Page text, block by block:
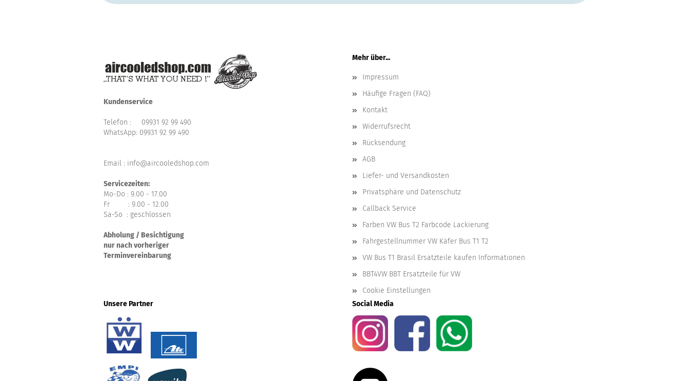
Kundenservice
Telefon : 09931 92 99 490
WhatsApp: 09931 92 99 490
Email : info@aircooledshop.com
Servicezeiten:
Mo-Do : 9.00 - 17.00
Fr : 9.00 - 12.00
Sa-So : geschlossen
Abholung / Besichtigung
nur nach vorheriger
Terminvereinbarung
Mehr über...
Impressum
Häufige Fragen (FAQ)
Kontakt
Widerrufsrecht
Rücksendung
AGB
Liefer- und Versandkosten
Privatsphäre und Datenschutz
Callback Service
Farben VW Bus T2 Farbcode Lackierung
Fahrgestellnummer VW Käfer Bus T1 T2
VW Bus T1 Brasil Ersatzteile kaufen Informationen
BBT4VW BBT Ersatzteile für VW
Cookie Einstellungen
Unsere Partner
Social Media